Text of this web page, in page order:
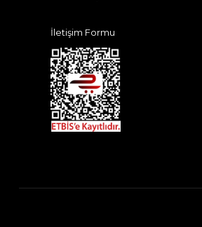
İletişim Formu